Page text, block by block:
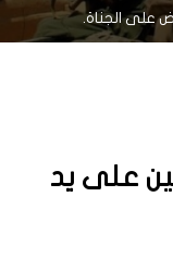
على الجناة.
على يد